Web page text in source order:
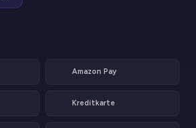
Amazon Pay
Kreditkarte